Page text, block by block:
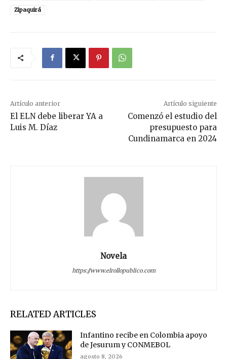
Zipaquirá
Artículo anterior
El ELN debe liberar YA a
Luis M. Díaz
Artículo siguiente
Comenzó el estudio del
presupuesto para
Cundinamarca en 2024
Novela
https://www.elrollopublico.com
RELATED ARTICLES
Infantino recibe en Colombia apoyo
de Jesurum y CONMEBOL
agosto 8, 2026